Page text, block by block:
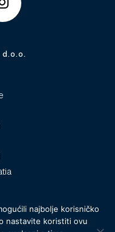
d.o.o.
najbolje korisničko
nastavite koristiti ovu